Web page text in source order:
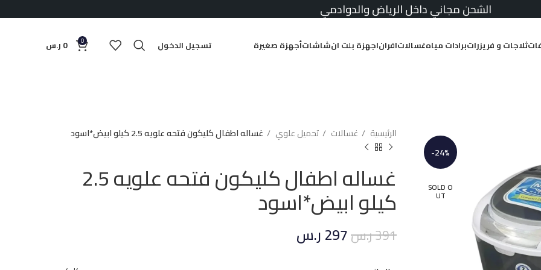
الشحن مجاني داخل الرياض والدوادمي
ثلاجات و فريزراتبرادات مياهغسالاتافراناجهزة بلت انشاشاتأجهزة صغيرة تسجيل الدخول 0
0 ر.س
-24%
SOLD O
UT
الرئيسية غسالات تحميل علوي غساله اطفال كليكون فتحه علويه 2.5 كيلو ابيض*اسود
غساله اطفال كليكون فتحه علويه 2.5
كيلو ابيض*اسود
391ر.س297ر.س